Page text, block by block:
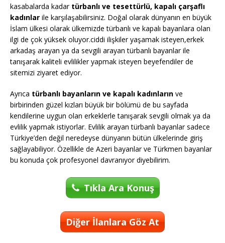
kasabalarda kadar türbanlı ve tesettürlü, kapalı çarşaflı
kadınlar ile karşılaşabilirsiniz. Doğal olarak dünyanın en büyük
İslam ülkesi olarak ülkemizde türbanlı ve kapalı bayanlara olan
ilgi de çok yüksek oluyor.ciddi ilişkiler yaşamak isteyen,erkek
arkadaş arayan ya da sevgili arayan türbanlı bayanlar ile
tanışarak kaliteli evlilikler yapmak isteyen beyefendiler de
sitemizi ziyaret ediyor.
Ayrıca türbanlı bayanların ve kapalı kadınların ve
birbirinden güzel kızları büyük bir bölümü de bu sayfada
kendilerine uygun olan erkeklerle tanışarak sevgili olmak ya da
evlilik yapmak istiyorlar. Evlilik arayan türbanlı bayanlar sadece
Türkiye’den değil neredeyse dünyanın bütün ülkelerinde giriş
sağlayabiliyor. Özellikle de Azeri bayanlar ve Türkmen bayanlar
bu konuda çok profesyonel davranıyor diyebilirim.
Tıkla Ara Konuş
Diğer İlanlara Göz At